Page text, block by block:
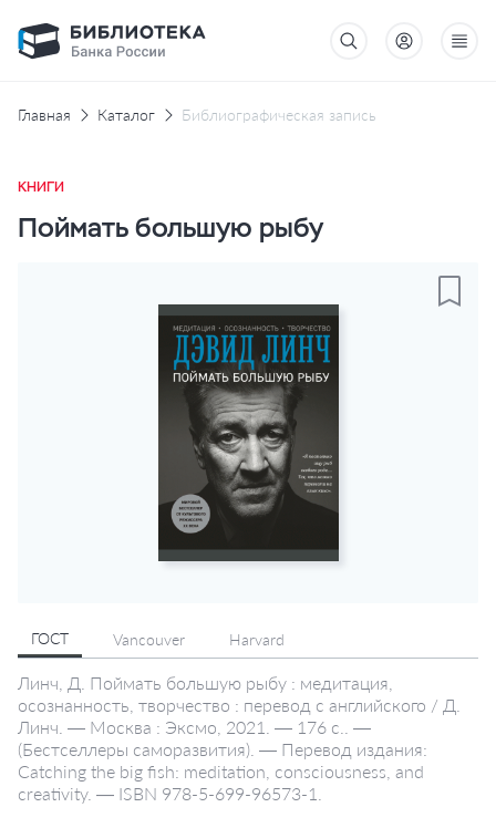
Главная Каталог Библиографическая запись
КНИГИ
Поймать большую рыбу
ГОСТ Vancouver Harvard
Линч, Д. Поймать большую рыбу : медитация,
осознанность, творчество : перевод с английского / Д.
Линч. — Москва : Эксмо, 2021. — 176 с.. —
(Бестселлеры саморазвития). — Перевод издания:
Catching the big fish: meditation, consciousness, and
creativity. — ISBN 978-5-699-96573-1.